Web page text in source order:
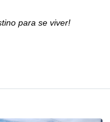
para se viver!